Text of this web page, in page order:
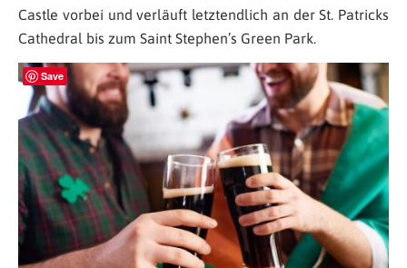
Castle vorbei und verläuft letztendlich an der St. Patricks
Cathedral bis zum Saint Stephen’s Green Park.
Save